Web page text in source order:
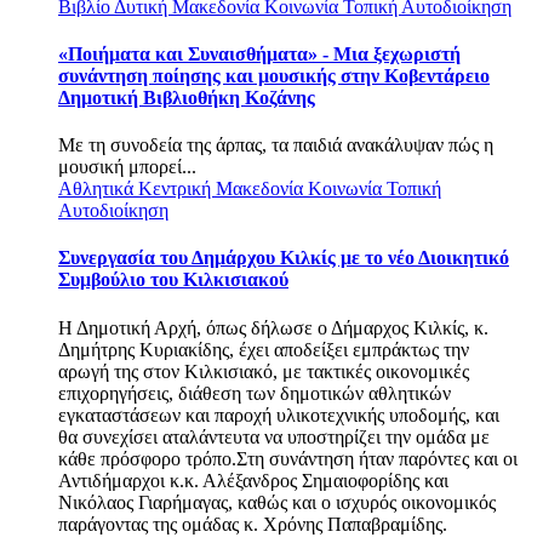
Βιβλίο Δυτική Μακεδονία Κοινωνία Τοπική Αυτοδιοίκηση
«Ποιήματα και Συναισθήματα» - Μια ξεχωριστή
συνάντηση ποίησης και μουσικής στην Κοβεντάρειο
Δημοτική Βιβλιοθήκη Κοζάνης
Με τη συνοδεία της άρπας, τα παιδιά ανακάλυψαν πώς η
μουσική μπορεί...
Αθλητικά Κεντρική Μακεδονία Κοινωνία Τοπική
Αυτοδιοίκηση
Συνεργασία του Δημάρχου Κιλκίς με το νέο Διοικητικό
Συμβούλιο του Κιλκισιακού
Η Δημοτική Αρχή, όπως δήλωσε ο Δήμαρχος Κιλκίς, κ.
Δημήτρης Κυριακίδης, έχει αποδείξει εμπράκτως την
αρωγή της στον Κιλκισιακό, με τακτικές οικονομικές
επιχορηγήσεις, διάθεση των δημοτικών αθλητικών
εγκαταστάσεων και παροχή υλικοτεχνικής υποδομής, και
θα συνεχίσει αταλάντευτα να υποστηρίζει την ομάδα με
κάθε πρόσφορο τρόπο.Στη συνάντηση ήταν παρόντες και οι
Αντιδήμαρχοι κ.κ. Αλέξανδρος Σημαιοφορίδης και
Νικόλαος Γιαρήμαγας, καθώς και ο ισχυρός οικονομικός
παράγοντας της ομάδας κ. Χρόνης Παπαβραμίδης.